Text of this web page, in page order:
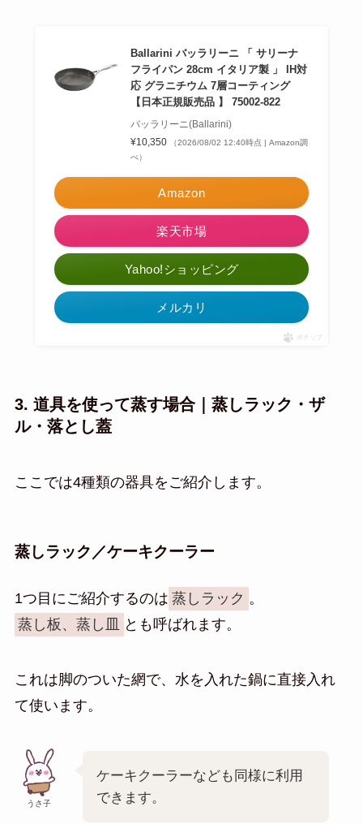
Ballarini バッラリーニ 「 サリーナ
フライパン 28cm イタリア製 」 IH対
応 グラニチウム 7層コーティング
【日本正規販売品 】 75002-822
バッラリーニ(Ballarini)
¥10,350
（2026/08/02 12:40時点 | Amazon調
べ）
Amazon
楽天市場
Yahoo!ショッピング
メルカリ
ポチップ
3. 道具を使って蒸す場合｜蒸しラック・ザ
ル・落とし蓋
ここでは4種類の器具をご紹介します。
蒸しラック／ケーキクーラー
1つ目にご紹介するのは 蒸しラック 。
蒸し板、蒸し皿
とも呼ばれます。
これは脚のついた網で、水を入れた鍋に直接入れ
て使います。
うさ子
ケーキクーラーなども同様に利用
できます。